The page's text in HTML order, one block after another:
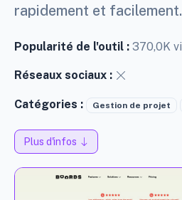
rapidement et facilement.
Popularité de l'outil : 370,0K
Réseaux sociaux :
Catégories : Gestion de projet
Plus d'infos